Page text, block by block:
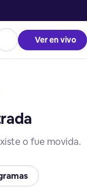
Ver en vivo
o fue movida.